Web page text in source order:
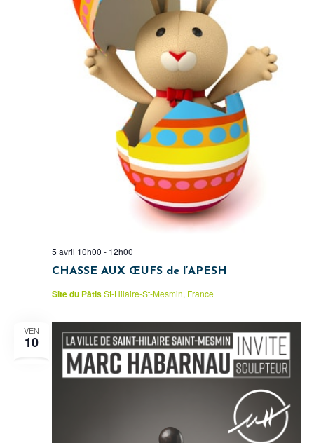
CHASSE AUX ŒUFS de l’APESH
5 avril|10h00 - 12h00
Site du PâtisSt-Hilaire-St-Mesmin, France
VEN
10